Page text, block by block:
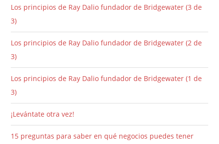
Los principios de Ray Dalio fundador de Bridgewater (3 de
3)
Los principios de Ray Dalio fundador de Bridgewater (2 de
3)
Los principios de Ray Dalio fundador de Bridgewater (1 de
3)
¡Levántate otra vez!
15 preguntas para saber en qué negocios puedes tener